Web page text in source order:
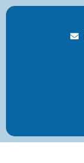
content